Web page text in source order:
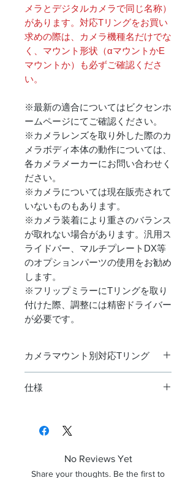
メラとデジタルカメラで同じ名称）
があります。対応Tリングをお買い
求めの際は、カメラ機種名だけでな
く、マウント形状（αマウントかE
マウントか）も必ずご確認くださ
い。
※最新の適合についてはビクセンホ
ームページにてご確認ください。
※カメラレンズを取り外した際のカ
メラボディ本体の動作については、
各カメラメーカーにお問い合わせく
ださい。
※カメラについては現在販売されて
いないものもあります。
※カメラ装着により重さのバランス
が取れない場合があります。汎用ス
ライドバー、マルチプレートDX等
のオプションパーツの使用をお勧め
します。
※フリップミラーにTリングを取り
付けた際、調整には精密ドライバー
が必要です。
カメラマウント別対応Tリング
フジフィルムX用
ノルタα用
フォーサーズ用
ソニーE用
仕様
ジ
No Reviews Yet
Share your thoughts. Be the first to